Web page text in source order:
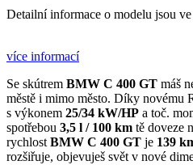
Detailní informace o modelu jsou ve
více informací
Se skútrem BMW C 400 GT máš
městě i mimo město. Díky novému
s výkonem 25/34 kW/HP a toč.
spotřebou 3,5 l / 100 km tě doveze
rychlost BMW C 400 GT je 139
rozšiřuje, objevuješ svět v nové